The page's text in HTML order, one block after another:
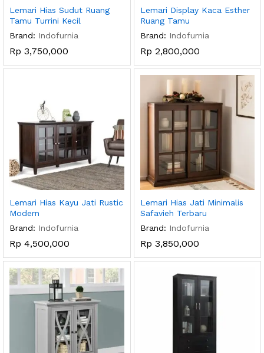
Lemari Hias Sudut Ruang
Tamu Turrini Kecil
Brand: Indofurnia
Rp 3,750,000
Lemari Display Kaca Esther
Ruang Tamu
Brand: Indofurnia
Rp 2,800,000
Lemari Hias Kayu Jati Rustic
Modern
Brand: Indofurnia
Rp 4,500,000
Lemari Hias Jati Minimalis
Safavieh Terbaru
Brand: Indofurnia
Rp 3,850,000